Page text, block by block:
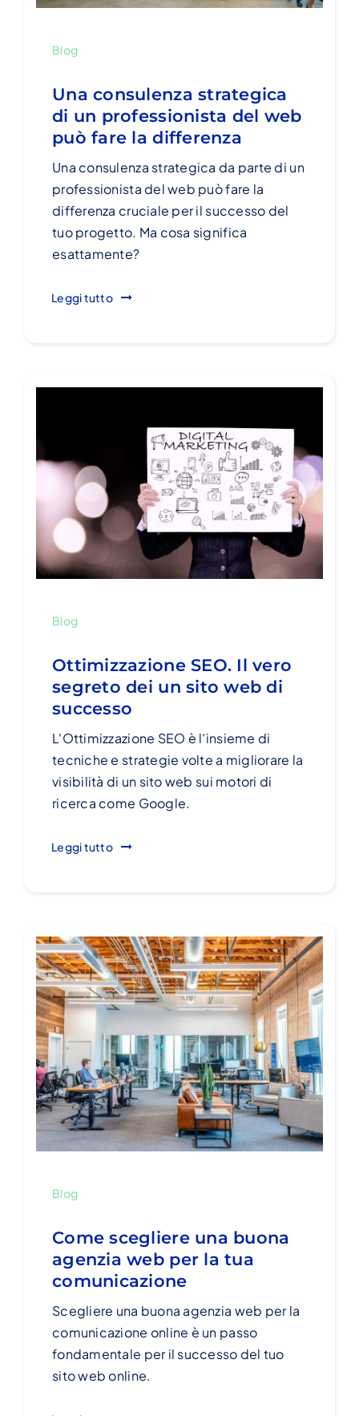
Blog
Una consulenza strategica
di un professionista del web
può fare la differenza
Una consulenza strategica da parte di un
professionista del web può fare la
differenza cruciale per il successo del
tuo progetto. Ma cosa significa
esattamente?
Leggi tutto
Blog
Ottimizzazione SEO. Il vero
segreto dei un sito web di
successo
L'Ottimizzazione SEO è l'insieme di
tecniche e strategie volte a migliorare la
visibilità di un sito web sui motori di
ricerca come Google.
Leggi tutto
Blog
Come scegliere una buona
agenzia web per la tua
comunicazione
Scegliere una buona agenzia web per la
comunicazione online è un passo
fondamentale per il successo del tuo
sito web online.